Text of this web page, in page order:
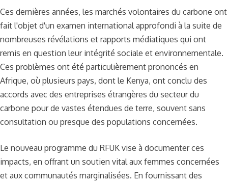
Ces dernières années, les marchés volontaires du carbone ont
fait l'objet d'un examen international approfondi à la suite de
nombreuses révélations et rapports médiatiques qui ont
remis en question leur intégrité sociale et environnementale.
Ces problèmes ont été particulièrement prononcés en
Afrique, où plusieurs pays, dont le Kenya, ont conclu des
accords avec des entreprises étrangères du secteur du
carbone pour de vastes étendues de terre, souvent sans
consultation ou presque des populations concernées.
Le nouveau programme du RFUK vise à documenter ces
impacts, en offrant un soutien vital aux femmes concernées
et aux communautés marginalisées. En fournissant des